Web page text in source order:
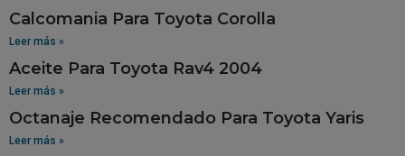
Calcomania Para Toyota Corolla
Leer más »
Aceite Para Toyota Rav4 2004
Leer más »
Octanaje Recomendado Para Toyota Yaris
Leer más »